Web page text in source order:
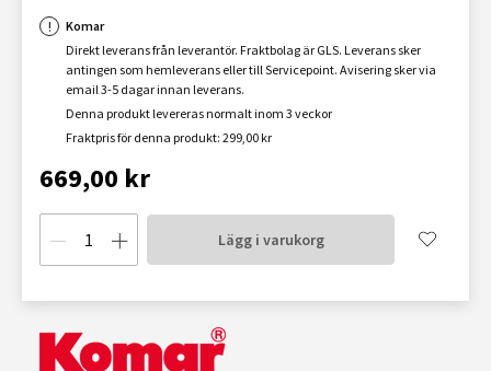
Komar
Direkt leverans från leverantör. Fraktbolag är GLS. Leverans sker
antingen som hemleverans eller till Servicepoint. Avisering sker via
email 3-5 dagar innan leverans.
Denna produkt levereras normalt inom 3 veckor
Fraktpris för denna produkt: 299,00 kr
669,00 kr
Lägg i varukorg